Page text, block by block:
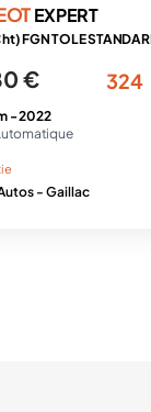
EXPERT
€ 324
-2022
- Gaillac